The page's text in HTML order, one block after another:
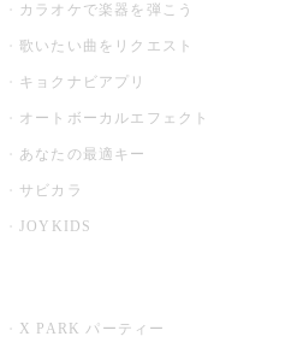
カラオケで楽器を弾こう
歌いたい曲をリクエスト
キョクナビアプリ
オートボーカルエフェクト
あなたの最適キー
サビカラ
JOYKIDS
X PARK パーティー